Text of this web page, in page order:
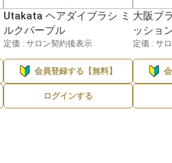
Utakata ヘアダイブラシ ミ
ルクパープル
定価 : サロン契約後表示
会員登録する【無料】
ログインする
大阪ブ
ッショ
定価 : サ